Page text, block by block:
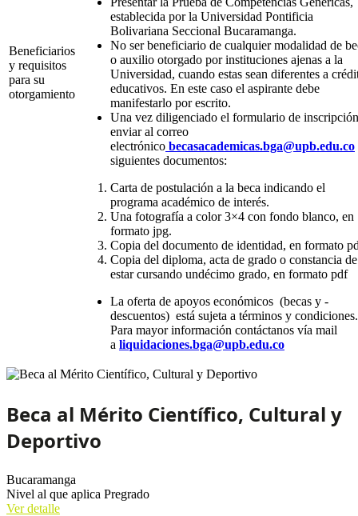
Beneficiarios
y requisitos
para su
otorgamiento
establecida por la Universidad Pontificia
Bolivariana Seccional Bucaramanga.
No ser beneficiario de cualquier modalidad de
o auxilio otorgado por instituciones ajenas a la
Universidad, cuando estas sean diferentes a
educativos. En este caso el aspirante debe
manifestarlo por escrito.
Una vez diligenciado el formulario de
enviar al correo
electrónico becasacademicas.bga@upb.edu.co
siguientes documentos:
Carta de postulación a la beca indicando el
programa académico de interés.
Una fotografía a color 3×4 con fondo blanco, en
formato jpg.
Copia del documento de identidad, en formato
Copia del diploma, acta de grado o constancia de
estar cursando undécimo grado, en formato pdf
La oferta ­de ­apoyos­ económicos ­ (becas­ y ­
descuentos) ­ está sujeta ­a­ términos­ y­
Para mayor­ información­ contáctanos ­vía­ mail
a liquidaciones.bga@upb.edu.co
Beca al Mérito Científico, Cultural y
Deportivo
Bucaramanga
Nivel al que aplica Pregrado
Ver detalle